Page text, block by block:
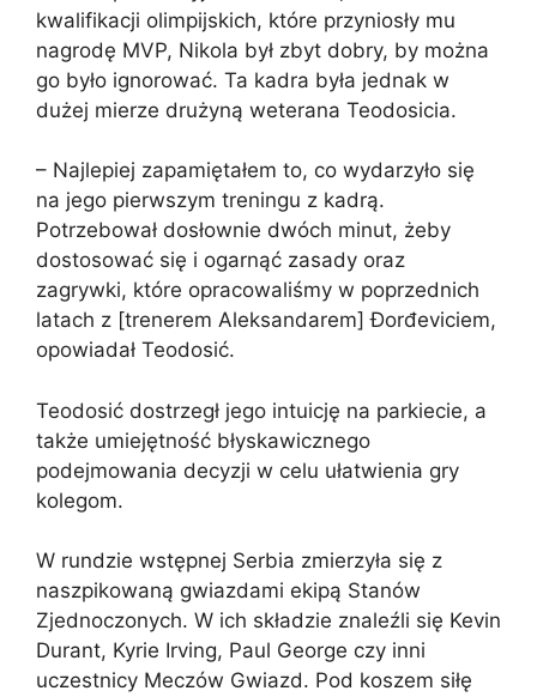
kwalifikacji olimpijskich, które przyniosły mu
nagrodę MVP, Nikola był zbyt dobry, by można
go było ignorować. Ta kadra była jednak w
dużej mierze drużyną weterana Teodosicia.
– Najlepiej zapamiętałem to, co wydarzyło się
na jego pierwszym treningu z kadrą.
Potrzebował dosłownie dwóch minut, żeby
dostosować się i ogarnąć zasady oraz
zagrywki, które opracowaliśmy w poprzednich
latach z [trenerem Aleksandarem] Ðorđeviciem,
opowiadał Teodosić.
Teodosić dostrzegł jego intuicję na parkiecie, a
także umiejętność błyskawicznego
podejmowania decyzji w celu ułatwienia gry
kolegom.
W rundzie wstępnej Serbia zmierzyła się z
naszpikowaną gwiazdami ekipą Stanów
Zjednoczonych. W ich składzie znaleźli się Kevin
Durant, Kyrie Irving, Paul George czy inni
uczestnicy Meczów Gwiazd. Pod koszem siłę